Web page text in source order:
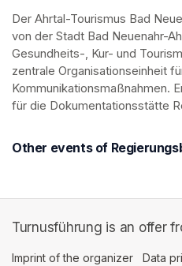
Der Ahrtal-Tourismus Bad
von der Stadt Bad Neuenahr-
Gesundheits-, Kur- und
zentrale Organisationseinheit
Kommunikationsmaßnahmen.
für die Dokumentationsstätte
Other events of
Turnusführung is an offer
Imprint of the organizer (opens
Data